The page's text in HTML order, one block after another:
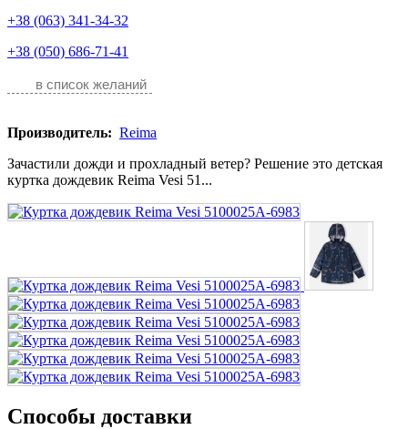
+38 (063) 341-34-32
+38 (050) 686-71-41
в список желаний
Производитель: Reima
Зачастили дожди и прохладный ветер? Решение это детская
куртка дождевик Reima Vesi 51...
Способы доставки